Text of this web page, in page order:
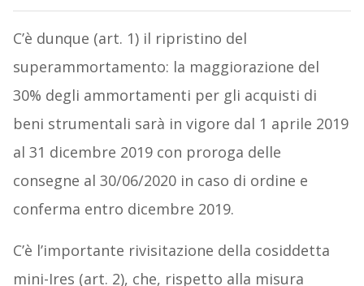
C’è dunque (art. 1) il ripristino del
superammortamento: la maggiorazione del
30% degli ammortamenti per gli acquisti di
beni strumentali sarà in vigore dal 1 aprile 2019
al 31 dicembre 2019 con proroga delle
consegne al 30/06/2020 in caso di ordine e
conferma entro dicembre 2019.
C’è l’importante rivisitazione della cosiddetta
mini-Ires (art. 2), che, rispetto alla misura